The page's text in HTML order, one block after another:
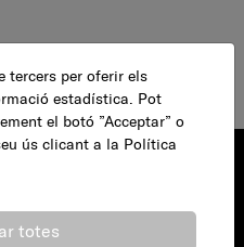
tercers per oferir els
estadística. Pot
el botó ”Acceptar” o
ús clicant a la Política
totes